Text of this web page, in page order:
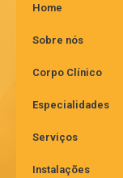
Home
Sobre nós
Corpo Clínico
Especialidades
Serviços
Instalações